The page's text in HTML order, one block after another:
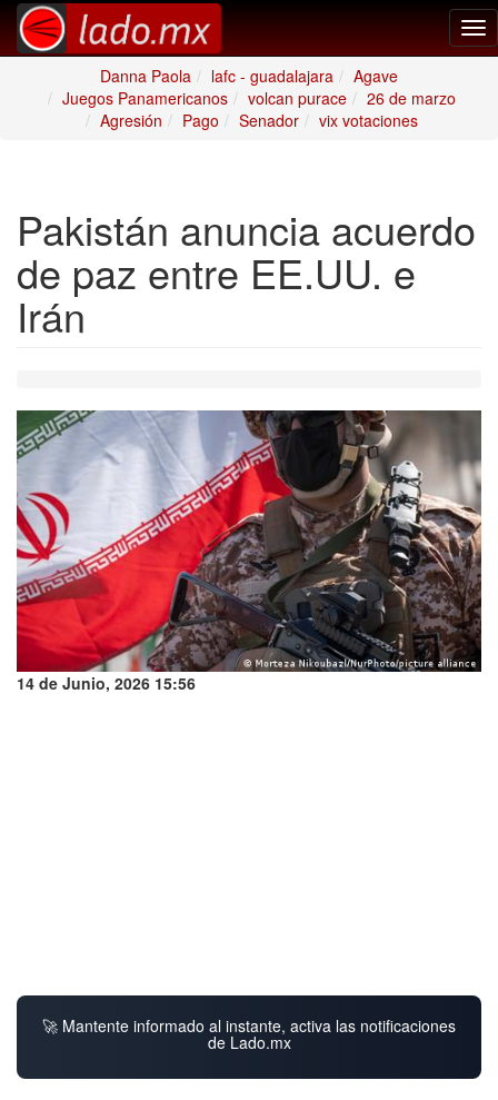
Danna Paola
lafc - guadalajara
Agave
Juegos Panamericanos
volcan purace
26 de marzo
Agresión
Pago Senador vix votaciones
Pakistán anuncia acuerdo
de paz entre EE.UU. e
Irán
14 de Junio, 2026 15:56
🚀 Mantente informado al instante, activa las notificaciones
de Lado.mx